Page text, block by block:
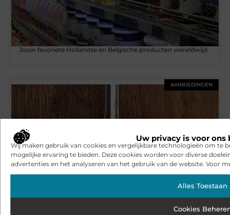
Uw privacy is voor
Wij maken gebruik van cookies en vergelijkbare technologieën om te
mogelijke ervaring te bieden. Deze cookies worden voor diverse
advertenties en het analyseren van het gebruik van de website. Voor
Alles Toestaan
Cookies
Jouw favoriete Hollandse en Belgische producten wereldwijd
AANBIEDINGEN